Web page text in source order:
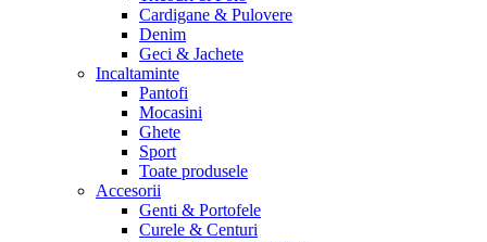
Cardigane & Pulovere
Denim
Geci & Jachete
Incaltaminte
Pantofi
Mocasini
Ghete
Sport
Toate produsele
Accesorii
Genti & Portofele
Curele & Centuri